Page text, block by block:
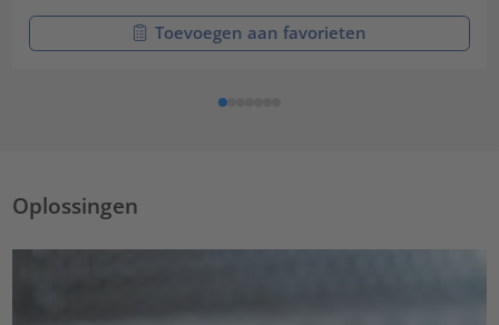
Toevoegen aan favorieten
Oplossingen